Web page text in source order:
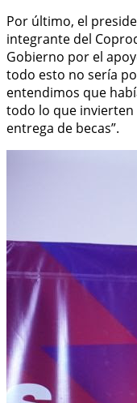
Por último, el
integrante del
Gobierno por el
todo esto no sería
entendimos que
todo lo que invierten
entrega de becas”.